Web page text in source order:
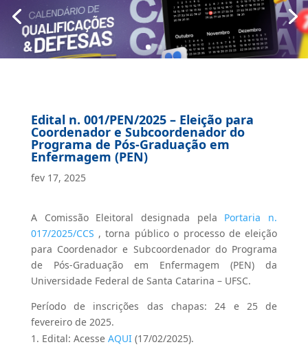
Edital n. 001/PEN/2025 – Eleição para
Coordenador e Subcoordenador do
Programa de Pós-Graduação em
Enfermagem (PEN)
fev 17, 2025
A Comissão Eleitoral designada pela Portaria n.
017/2025/CCS , torna público o processo de eleição
para Coordenador e Subcoordenador do Programa
de Pós-Graduação em Enfermagem (PEN) da
Universidade Federal de Santa Catarina – UFSC.
Período de inscrições das chapas: 24 e 25 de
fevereiro de 2025.
Edital: Acesse AQUI(17/02/2025).